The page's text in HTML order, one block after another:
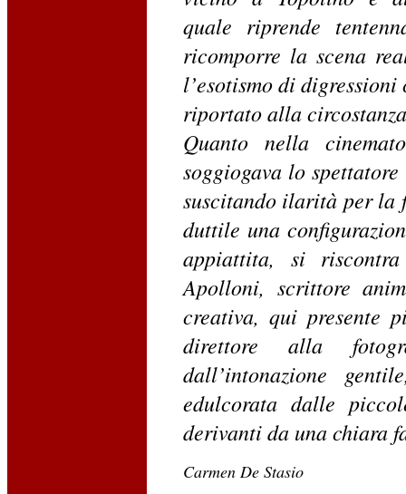
quale riprende
ricomporre la scena
l’esotismo di
riportato alla
Quanto nella
soggiogava lo
suscitando ilarità per la
duttile una
appiattita, si
Apolloni, scrittore
creativa, qui presente
direttore alla
dall’intonazione
edulcorata dalle
derivanti da una chiara
Carmen De Stasio